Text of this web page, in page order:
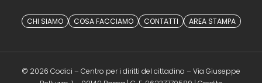
CHI SIAMO COSA FACCIAMO CONTATTI AREA STAMPA
© 2026 Codici – Centro per i diritti del cittadino – Via Giuseppe